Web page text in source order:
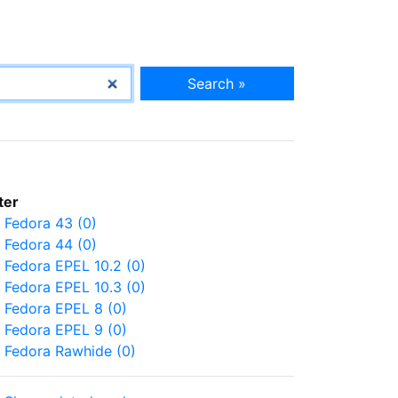
Search »
Fedora 43 (0)
Fedora 44 (0)
Fedora EPEL 10.2 (0)
Fedora EPEL 10.3 (0)
Fedora EPEL 8 (0)
Fedora EPEL 9 (0)
Fedora Rawhide (0)